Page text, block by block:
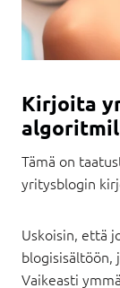
Kirjoita
Tämä on
yritysblogin
Uskoisin, että
blogisisältöön,
Vaikeasti